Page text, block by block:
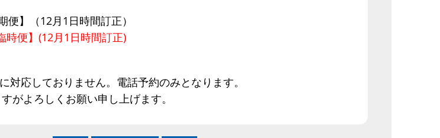
便】（12月1日時間訂正）
時便】(12月1日時間訂正)
対応しておりません。電話予約のみとなります。
がよろしくお願い申し上げます。